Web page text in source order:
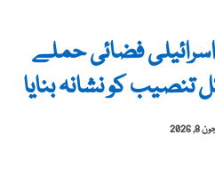
فضائی حملے
تنصیب کو نشانہ بنایا
8, 2026